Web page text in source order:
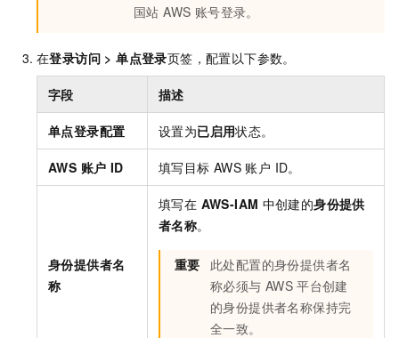
国站 AWS 账号登录。
在登录访问 >单点登录页签，配置以下参数。
字段 描述
单点登录配置 设置为已启用状态。
AWS 账户 ID 填写目标 AWS 账户 ID。
身份提供者名
称
填写在 AWS-IAM 中创建的身份提供
者名称。
重要
此处配置的身份提供者名
称必须与 AWS 平台创建
的身份提供者名称保持完
全一致。